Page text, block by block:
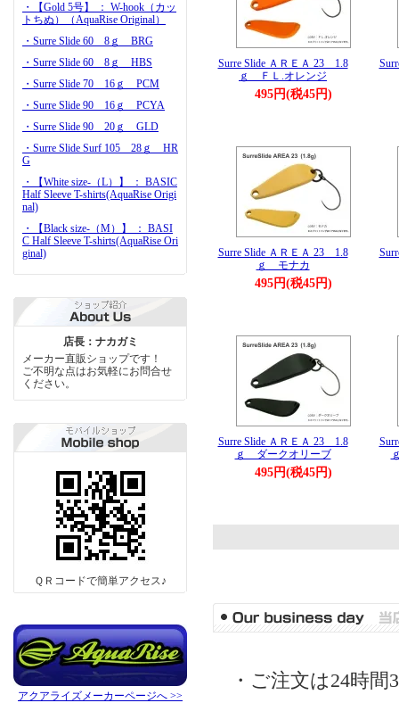
・【Gold 5号】 ： W-hook（カッ
トちぬ）（AquaRise Original）
・Surre Slide 60 8ｇ BRG
・Surre Slide 60 8ｇ HBS
・Surre Slide 70 16ｇ PCM
・Surre Slide 90 16ｇ PCYA
・Surre Slide 90 20ｇ GLD
・Surre Slide Surf 105 28ｇ HR
G
・【White size-（L）】 ： BASIC
Half Sleeve T-shirts(AquaRise Origi
nal)
・【Black size-（M）】 ： BASI
C Half Sleeve T-shirts(AquaRise Ori
ginal)
店長：ナカガミ
メーカー直販ショップです！
ご不明な点はお気軽にお問合せ
ください。
ＱＲコードで簡単アクセス♪
アクアライズメーカーページへ >>
Surre Slide ＡＲＥＡ 23 1.8
ｇ ＦＬ.オレンジ
495円(税45円)
Surre Slide ＡＲＥＡ 23 1.8
ｇ モナカ
495円(税45円)
Surre Slide ＡＲＥＡ 23 1.8
ｇ ダークオリーブ
495円(税45円)
・ご注文は24時